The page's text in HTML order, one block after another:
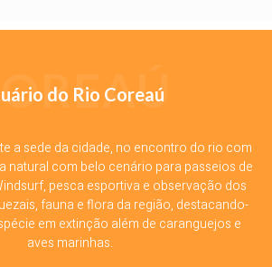
do Rio Coreaú
a sede da cidade, no encontro do rio com
natural com belo cenário para passeios de
pesca esportiva e observação dos
fauna e flora da região, destacando-
em extinção além de caranguejos e
aves marinhas.